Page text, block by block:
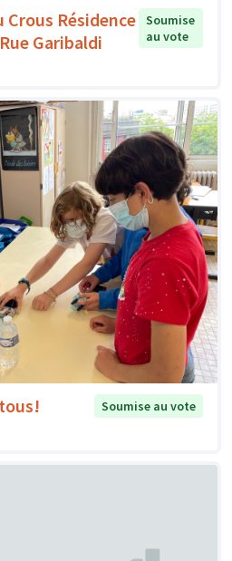
Crous Résidence
Garibaldi
Soumise
au vote
Soumise au vote